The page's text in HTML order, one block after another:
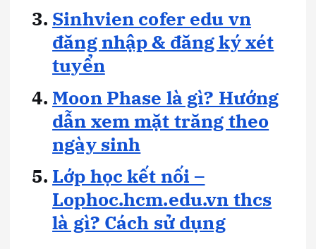
Sinhvien cofer edu vn
đăng nhập & đăng ký xét
tuyển
Moon Phase là gì? Hướng
dẫn xem mặt trăng theo
ngày sinh
Lớp học kết nối –
Lophoc.hcm.edu.vn thcs
là gì? Cách sử dụng